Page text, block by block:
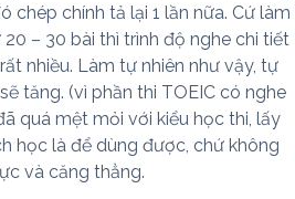
chép chính tả lại 1 lần nữa. Cứ làm
– 30 bài thì trình độ nghe chi tiết
nhiều. Làm tự nhiên như vậy, tự
tăng. (vì phần thi TOEIC có nghe
quá mệt mỏi với kiểu học thi, lấy
học là để dùng được, chứ không
và căng thẳng.